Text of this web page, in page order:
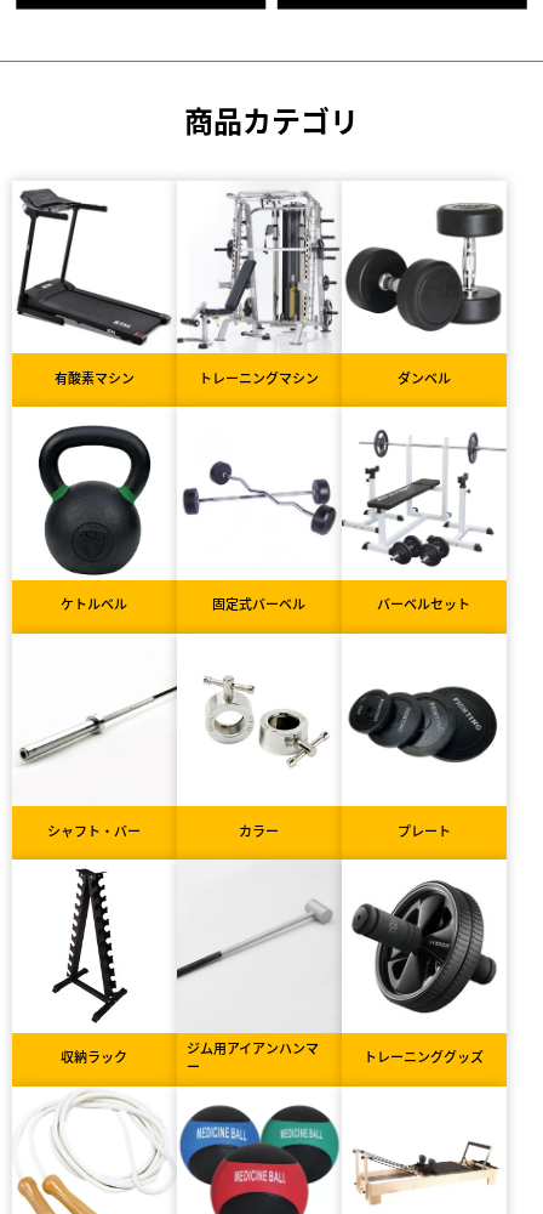
商品カテゴリ
有酸素マシン トレーニングマシン ダンベル
ケトルベル 固定式バーベル バーベルセット
シャフト・バー カラー プレート
収納ラック
ジム用アイアンハンマ
ー
トレーニンググッズ